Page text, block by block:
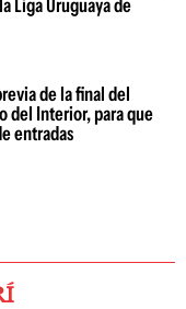
Liga Uruguaya de
de la final del
del Interior, para que
entradas